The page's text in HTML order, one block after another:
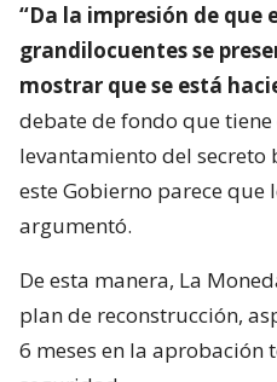
“Da la impresión de que
grandilocuentes se
mostrar que se está
debate de fondo que
levantamiento del secreto
este Gobierno parece que
argumentó.
De esta manera, La
plan de reconstrucción,
6 meses en la aprobación